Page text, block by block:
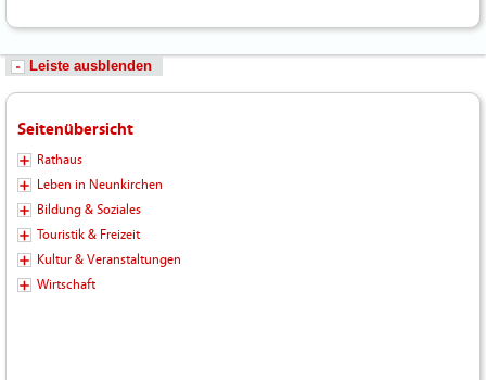
Leiste ausblenden
Seitenübersicht
Rathaus
Leben in Neunkirchen
Bildung & Soziales
Touristik & Freizeit
Kultur & Veranstaltungen
Wirtschaft